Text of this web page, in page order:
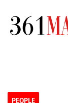
PEOPLE